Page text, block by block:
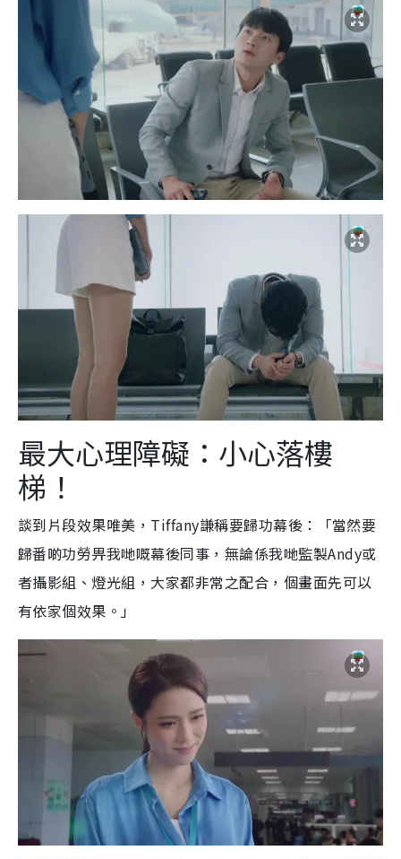
最大心理障礙：小心落樓
梯！
談到片段效果唯美，Tiffany謙稱要歸功幕後：「當然要
歸番啲功勞畀我哋嘅幕後同事，無論係我哋監製Andy或
者攝影組、燈光組，大家都非常之配合，個畫面先可以
有依家個效果。」